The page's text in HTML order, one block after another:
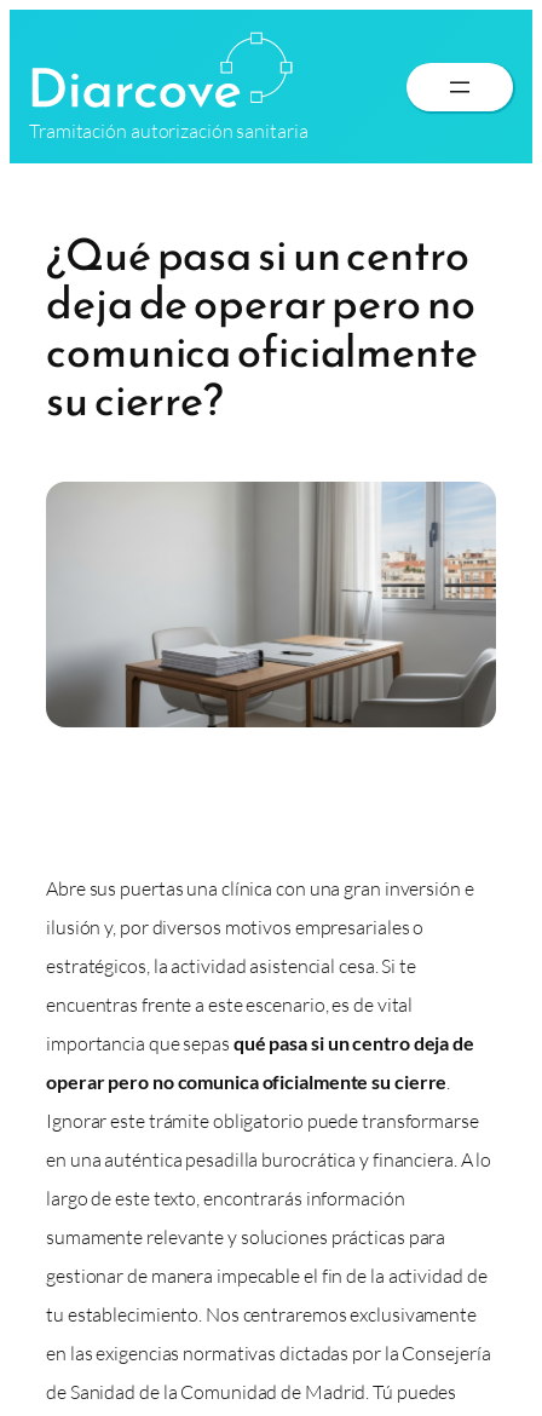
contenido
Tramitación autorización sanitaria
¿Qué pasa si un centro
deja de operar pero no
comunica oficialmente
su cierre?
Abre sus puertas una clínica con una gran inversión e
ilusión y, por diversos motivos empresariales o
estratégicos, la actividad asistencial cesa. Si te
encuentras frente a este escenario, es de vital
importancia que sepas qué pasa si un centro deja de
operar pero no comunica oficialmente su cierre.
Ignorar este trámite obligatorio puede transformarse
en una auténtica pesadilla burocrática y financiera. A lo
largo de este texto, encontrarás información
sumamente relevante y soluciones prácticas para
gestionar de manera impecable el fin de la actividad de
tu establecimiento. Nos centraremos exclusivamente
en las exigencias normativas dictadas por la Consejería
de Sanidad de la Comunidad de Madrid. Tú puedes